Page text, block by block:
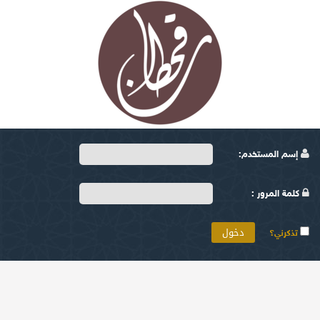
إسم المستخدم:
كلمة المرور :
تذكرني؟